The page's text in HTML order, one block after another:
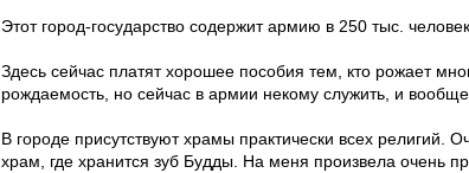
Этот город-государство содержит армию в 250 тыс. человек.
Здесь сейчас платят хорошее пособия тем, кто рожает
рождаемость, но сейчас в армии некому служить, и
В городе присутствуют храмы практически всех религий.
храм, где хранится зуб Будды. На меня произвела очень